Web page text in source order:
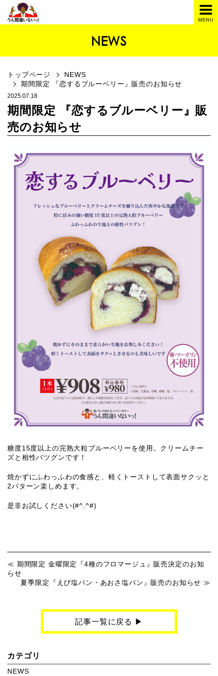
NEWS
トップページ
NEWS
期間限定 『恋するブルーベリー』販売のお知らせ
2025.07.18
期間限定 『恋するブルーベリー』販
売のお知らせ
糖度15度以上の完熟大粒ブルーベリーを使用。クリームチー
ズと相性バツグンです！
焼かずにふわっふわの食感と、軽くトーストして表面サクッと
2パターン楽しめます。
是非お試しください(#^.^#)
期間限定 金曜限定『4種のフロマージュ』販売決定のお知
らせ
夏季限定『えび塩パン・あおさ塩パン』販売のお知らせ
記事一覧に戻る ▶︎
カテゴリ
NEWS